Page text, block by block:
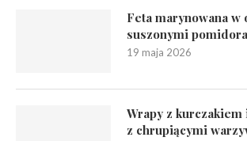
Feta marynowana w
suszonymi
19 maja 2026
Wrapy z kurczakiem
z chrupiącymi